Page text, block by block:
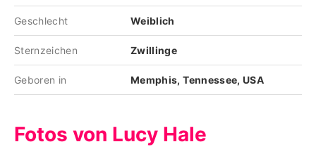
Geschlecht Weiblich
Sternzeichen Zwillinge
Geboren in Memphis, Tennessee, USA
Fotos von Lucy Hale